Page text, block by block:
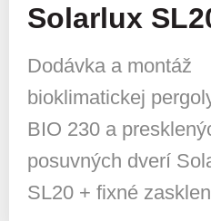
Solarlux
Dodávka a montáž
bioklimatickej
BIO 230 a
posuvných dverí
SL20 + fixné